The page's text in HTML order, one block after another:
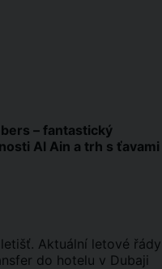
– fantastický
Al Ain a trh s ťavami
Aktuální letové řády
do hotelu v Dubaji